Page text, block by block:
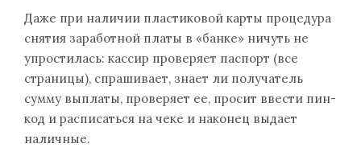
Даже при наличии пластиковой карты процедура
снятия заработной платы в «банке» ничуть не
упростилась: кассир проверяет паспорт (все
страницы), спрашивает, знает ли получатель
сумму выплаты, проверяет ее, просит ввести пин-
код и расписаться на чеке и наконец выдает
наличные.